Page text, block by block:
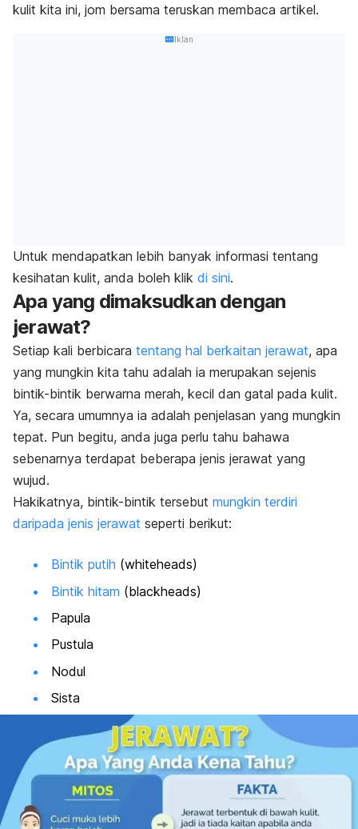
kulit kita ini, jom bersama teruskan membaca artikel.
Iklan
Untuk mendapatkan lebih banyak informasi tentang
kesihatan kulit, anda boleh klik di sini.
Apa yang dimaksudkan dengan
jerawat?
Setiap kali berbicara tentang hal berkaitan jerawat, apa
yang mungkin kita tahu adalah ia merupakan sejenis
bintik-bintik berwarna merah, kecil dan gatal pada kulit.
Ya, secara umumnya ia adalah penjelasan yang mungkin
tepat. Pun begitu, anda juga perlu tahu bahawa
sebenarnya terdapat beberapa jenis jerawat yang
wujud.
Hakikatnya, bintik-bintik tersebut mungkin terdiri
daripada jenis jerawat seperti berikut:
Bintik putih (whiteheads)
Bintik hitam (blackheads)
Papula
Pustula
Nodul
Sista